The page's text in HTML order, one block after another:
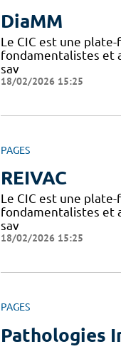
DiaMM
Le CIC est une
fondamentalistes et
sav
18/02/2026 15:25
PAGES
REIVAC
Le CIC est une
fondamentalistes et
sav
18/02/2026 15:25
PAGES
Pathologies